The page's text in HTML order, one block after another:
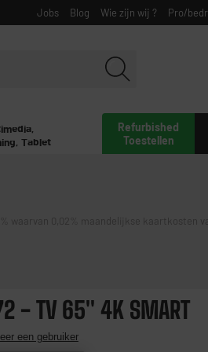
Jobs Blog Wie zijn wij ? Pro/
Refurbished
Toestellen
Tablet
waarvan 0,02% maandelijkse kaartkosten
- TV 65" 4K SMART
een gebruiker